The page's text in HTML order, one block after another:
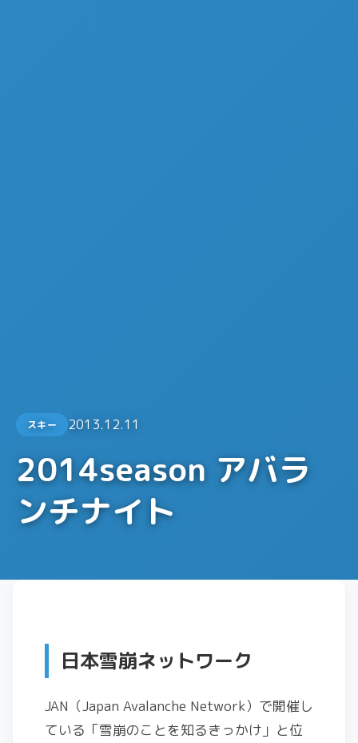
スキー 2013.12.11
2014season アバラ
ンチナイト
日本雪崩ネットワーク
JAN（Japan Avalanche Network）で開催し
ている「雪崩のことを知るきっかけ」と位